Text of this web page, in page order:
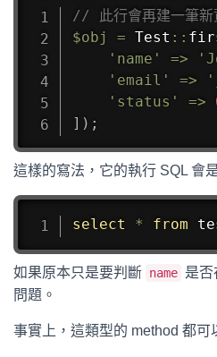
// 此行會再建一筆新
$obj
= Test ::
'name'
=>
'email'
=>
'status'
=>
] ) ;
這樣的寫法，它的執行 SQL 會是
select * from
如果原本只是要判斷 name 是否
問題。
事實上，這類型的 method 都可